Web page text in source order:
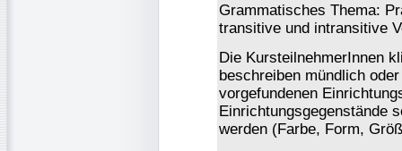
Grammatisches Thema:
transitive und intransitive
Die KursteilnehmerInnen
beschreiben mündlich
vorgefundenen
Einrichtungsgegenstände
werden (Farbe, Form,